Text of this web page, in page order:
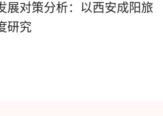
展对策分析：以西安成阳旅
研究